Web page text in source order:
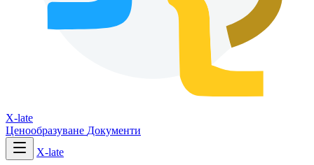
X-late
Ценообразуване Документи
X-late